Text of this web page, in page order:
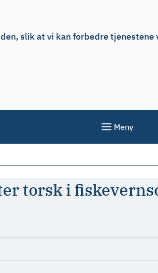
slik at vi kan forbedre tjenestene
Meny
torsk i